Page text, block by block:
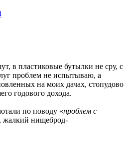
в пластиковые бутылки не сру, с
проблем не испытываю, а
на моих дачах, стопудово
годового дохода.
по поводу «проблем с
жалкий нищеброд-